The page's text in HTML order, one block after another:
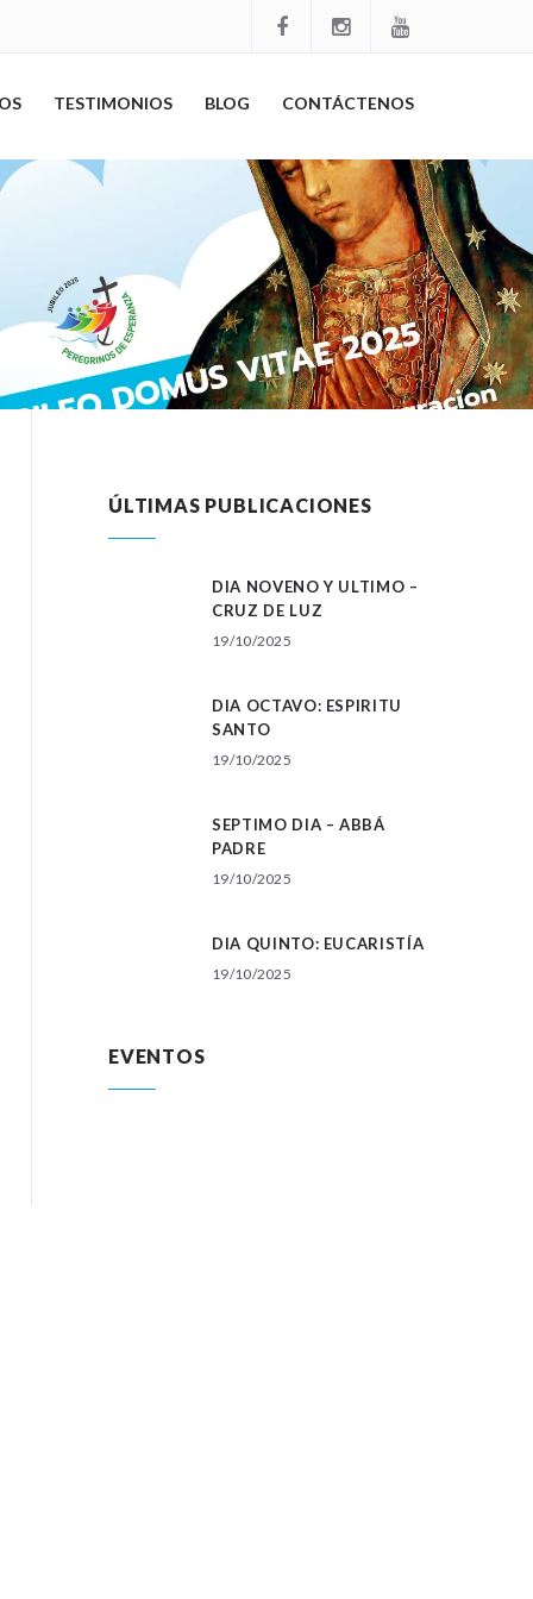
TESTIMONIOS BLOG CONTÁCTENOS
ÚLTIMAS PUBLICACIONES
DIA NOVENO Y ULTIMO –
CRUZ DE LUZ
19/10/2025
DIA OCTAVO: ESPIRITU
SANTO
19/10/2025
SEPTIMO DIA – ABBÁ
PADRE
19/10/2025
DIA QUINTO: EUCARISTÍA
19/10/2025
EVENTOS